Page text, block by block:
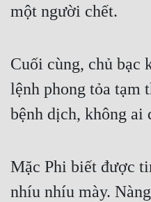
một người chết.
Cuối cùng, chủ bạc
lệnh phong tỏa tạm
bệnh dịch, không
Mặc Phi biết được
nhíu nhíu mày.